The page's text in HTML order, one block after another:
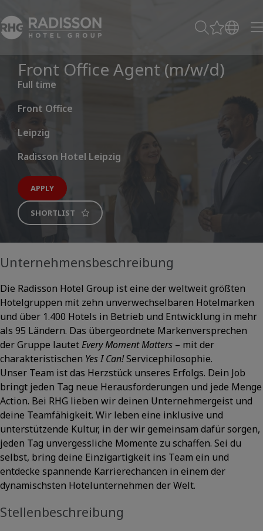
Front Office Agent (m/w/d)
Full time
Front Office
Leipzig
Radisson Hotel Leipzig
APPLY
SHORTLIST
Unternehmensbeschreibung
Die Radisson Hotel Group ist eine der weltweit größten
Hotelgruppen mit zehn unverwechselbaren Hotelmarken
und über 1.400 Hotels in Betrieb und Entwicklung in mehr
als 95 Ländern. Das übergeordnete Markenversprechen
der Gruppe lautetEvery Moment Matters – mit der
charakteristischen Yes I Can!Servicephilosophie.
Unser Team ist das Herzstück unseres Erfolgs. Dein Job
bringt jeden Tag neue Herausforderungen und jede Menge
Action. Bei RHG lieben wir deinen Unternehmergeist und
deine Teamfähigkeit. Wir leben eine inklusive und
unterstützende Kultur, in der wir gemeinsam dafür sorgen,
jeden Tag unvergessliche Momente zu schaffen. Sei du
selbst, bring deine Einzigartigkeit ins Team ein und
entdecke spannende Karrierechancen in einem der
dynamischsten Hotelunternehmen der Welt.
Stellenbeschreibung